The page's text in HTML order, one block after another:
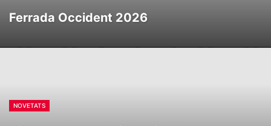
Ferrada Occident 2026
NOVETATS